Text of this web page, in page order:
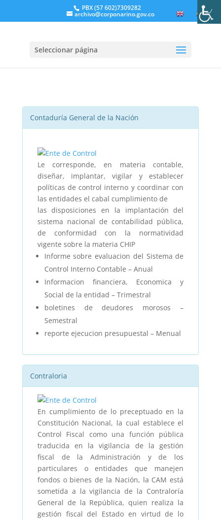
PBX (57 602)7309282
archivo@corponarino.gov.co
Seleccionar página
Contaduría General de la Nación
Le corresponde, en materia contable,
diseñar, implantar, vigilar y establecer
políticas de control interno y coordinar con
las entidades el cabal cumplimiento de
las disposiciones en la implantación del
sistema nacional de contabilidad pública,
de conformidad con la normatividad
vigente sobre la materia CHIP
Informe sobre evaluacion del Sistema de
Control Interno Contable – Anual
Informacion financiera, Economica y
Social de la entidad – Trimestral
boletines de deudores morosos –
Semestral
reporte ejecucion presupuestal – Menual
Contraloria
En cumplimiento de lo preceptuado en la
Constitución Nacional, la cual establece el
Control Fiscal como una función pública
traducida en la vigilancia de la gestión
fiscal de la Administración y de los
particulares o entidades que manejen
fondos o bienes de la Nación, la CAM está
sometida a la vigilancia de la Contraloría
General de la República, quien realiza la
gestión fiscal del Estado en virtud de lo
ES